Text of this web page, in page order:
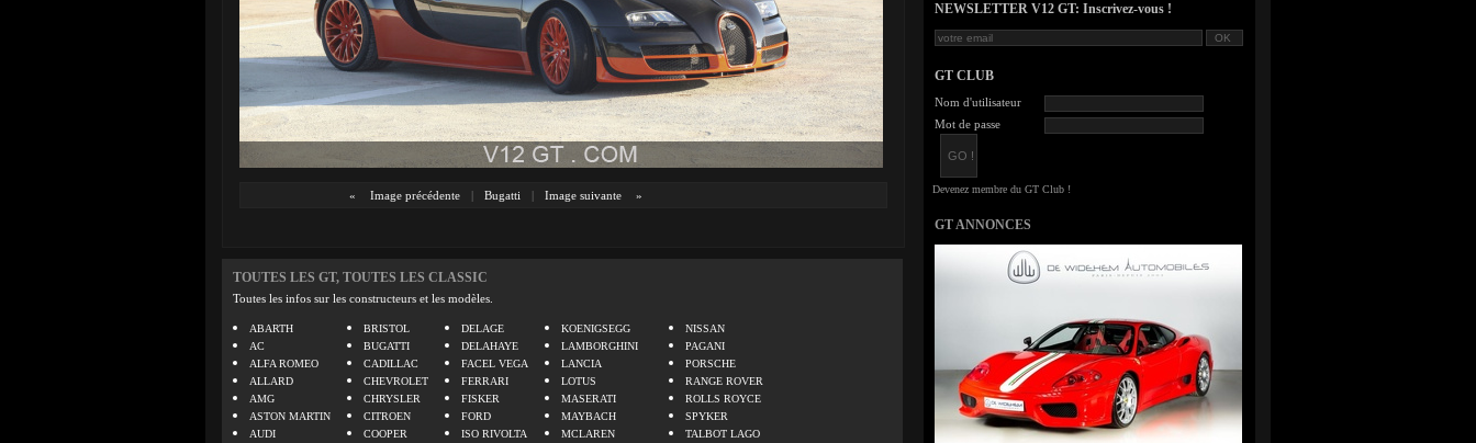
« Image précédente | Bugatti | Image suivante »
TOUTES LES GT, TOUTES LES CLASSIC
Toutes les infos sur les constructeurs et les modèles.
ABARTH
AC
ALFA ROMEO
ALLARD
AMG
ASTON MARTIN
AUDI
BRISTOL
BUGATTI
CADILLAC
CHEVROLET
CHRYSLER
CITROEN
COOPER
DELAGE
DELAHAYE
FACEL VEGA
FERRARI
FISKER
FORD
ISO RIVOLTA
KOENIGSEGG
LAMBORGHINI
LANCIA
LOTUS
MASERATI
MAYBACH
MCLAREN
NISSAN
PAGANI
PORSCHE
RANGE ROVER
ROLLS ROYCE
SPYKER
TALBOT LAGO
NEWSLETTER V12 GT: Inscrivez-vous !
GT CLUB
Nom d'utilisateur
Mot de passe
GT ANNONCES